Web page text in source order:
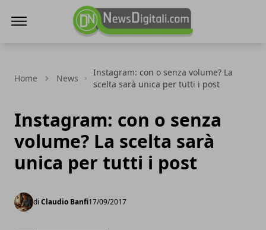
Home News
Instagram: con o senza volume? La
scelta sarà unica per tutti i post
Instagram: con o senza
volume? La scelta sarà
unica per tutti i post
di Claudio Banfi17/09/2017